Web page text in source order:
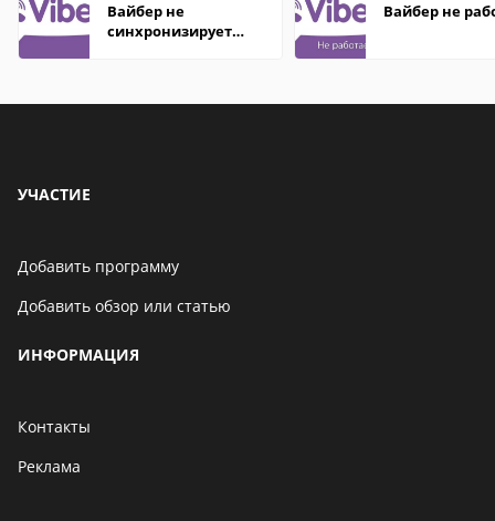
Вайбер не
синхронизирует
Вайбер не
УЧАСТИЕ
Добавить программу
Добавить обзор или статью
ИНФОРМАЦИЯ
Контакты
Реклама